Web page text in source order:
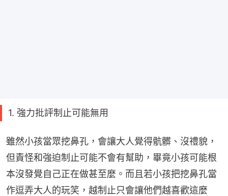
1. 強力批評制止可能無用
雖然小孩當眾挖鼻孔，會讓大人覺得骯髒、沒禮貌，
但責怪和強迫制止可能不會有幫助，畢竟小孩可能根
本沒發覺自己正在做甚至麼。而且若小孩把挖鼻孔當
作逗弄大人的玩笑，越制止只會讓他們越喜歡這麼